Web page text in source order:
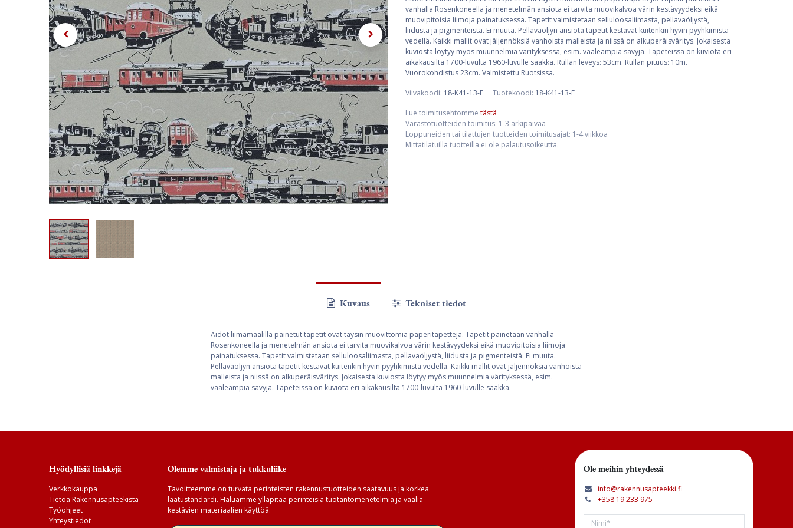
vanhalla Rosenkoneella ja menetelmän ansiota ei tarvita muovikalvoa värin kestävyydeksi eikä
muovipitoisia liimoja painatuksessa. Tapetit valmistetaan selluloosaliimasta, pellavaöljystä,
liidusta ja pigmenteistä. Ei muuta. Pellavaöljyn ansiota tapetit kestävät kuitenkin hyvin pyyhkimistä
vedellä. Kaikki mallit ovat jäljennöksiä vanhoista malleista ja niissä on alkuperäisväritys. Jokaisesta
kuviosta löytyy myös muunnelmia värityksessä, esim. vaaleampia sävyjä. Tapeteissa on kuviota eri
aikakausilta 1700-luvulta 1960-luvulle saakka. Rullan leveys: 53cm. Rullan pituus: 10m.
Vuorokohdistus 23cm. Valmistettu Ruotsissa.
Viivakoodi: 18-K41-13-F Tuotekoodi: 18-K41-13-F
Lue toimitusehtomme tästä
Varastotuotteiden toimitus: 1-3 arkipäivää
Loppuneiden tai tilattujen tuotteiden toimitusajat: 1-4 viikkoa
Mittatilatuilla tuotteilla ei ole palautusoikeutta.
Kuvaus Tekniset tiedot
Aidot liimamaalilla painetut tapetit ovat täysin muovittomia paperitapetteja. Tapetit painetaan vanhalla
Rosenkoneella ja menetelmän ansiota ei tarvita muovikalvoa värin kestävyydeksi eikä muovipitoisia liimoja
painatuksessa. Tapetit valmistetaan selluloosaliimasta, pellavaöljystä, liidusta ja pigmenteistä. Ei muuta.
Pellavaöljyn ansiota tapetit kestävät kuitenkin hyvin pyyhkimistä vedellä. Kaikki mallit ovat jäljennöksiä vanhoista
malleista ja niissä on alkuperäisväritys. Jokaisesta kuviosta löytyy myös muunnelmia värityksessä, esim.
vaaleampia sävyjä. Tapeteissa on kuviota eri aikakausilta 1700-luvulta 1960-luvulle saakka.
Hyödyllisiä linkkejä
Verkkokauppa
Tietoa Rakennusapteekista
Työohjeet
Yhteystiedot
Olemme valmistaja ja tukkuliike
Tavoitteemme on turvata perinteisten rakennustuotteiden saatavuus ja korkea
laatustandardi. Haluamme ylläpitää perinteisiä tuotantomenetelmiä ja vaalia
kestävien materiaalien käyttöä.
Ole meihin yhteydessä
info@rakennusapteekki.fi
+358 19 233 975